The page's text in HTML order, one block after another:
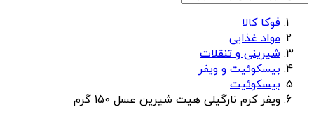
فوکا کالا
مواد غذایی
شیرینی و تنقلات
بیسکوئیت و ویفر
بیسکوئیت
ویفر کرم نارگیلی هیت شیرین عسل 150 گرم